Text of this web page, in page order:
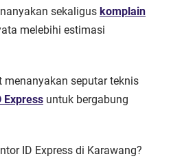
sekaligus komplain
melebihi estimasi
seputar teknis
Express untuk bergabung
ID Express di Karawang?